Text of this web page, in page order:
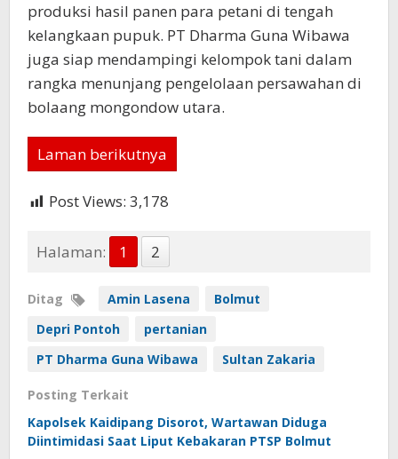
produksi hasil panen para petani di tengah
kelangkaan pupuk. PT Dharma Guna Wibawa
juga siap mendampingi kelompok tani dalam
rangka menunjang pengelolaan persawahan di
bolaang mongondow utara.
Laman berikutnya
Post Views: 3,178
Halaman: 1 2
Ditag Amin Lasena
Bolmut
Depri Pontoh
pertanian
PT Dharma Guna Wibawa
Sultan Zakaria
Posting Terkait
Kapolsek Kaidipang Disorot, Wartawan Diduga
Diintimidasi Saat Liput Kebakaran PTSP Bolmut